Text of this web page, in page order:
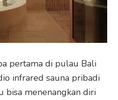
pertama di pulau Bali
infrared sauna pribadi
bisa menenangkan diri